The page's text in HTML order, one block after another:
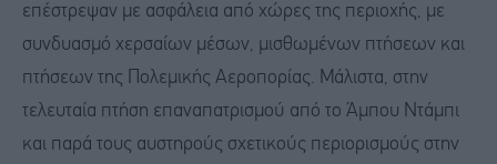
επέστρεψαν με ασφάλεια από χώρες της περιοχής, με
συνδυασμό χερσαίων μέσων, μισθωμένων πτήσεων και
πτήσεων της Πολεμικής Αεροπορίας. Μάλιστα, στην
τελευταία πτήση επαναπατρισμού από το Άμπου Ντάμπι
και παρά τους αυστηρούς σχετικούς περιορισμούς στην